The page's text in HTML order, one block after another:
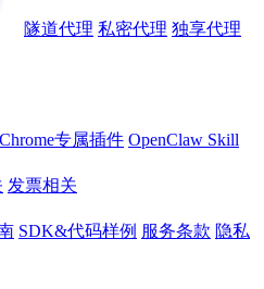
隧道代理 私密代理 独享代理
Chrome专属插件 OpenClaw Skill
发票相关
SDK&代码样例 服务条款 隐私